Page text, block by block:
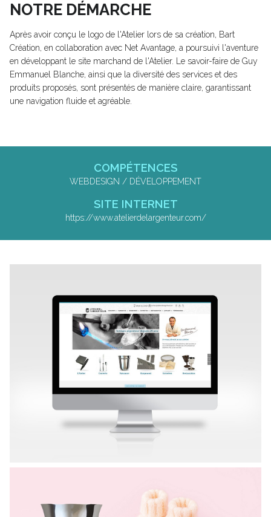
NOTRE DÉMARCHE
Après avoir conçu le logo de l'Atelier lors de sa création, Bart
Création, en collaboration avec Net Avantage, a poursuivi l'aventure
en développant le site marchand de l'Atelier. Le savoir-faire de Guy
Emmanuel Blanche, ainsi que la diversité des services et des
produits proposés, sont présentés de manière claire, garantissant
une navigation fluide et agréable.
COMPÉTENCES
WEBDESIGN / DÉVELOPPEMENT
SITE INTERNET
https://www.atelierdelargenteur.com/